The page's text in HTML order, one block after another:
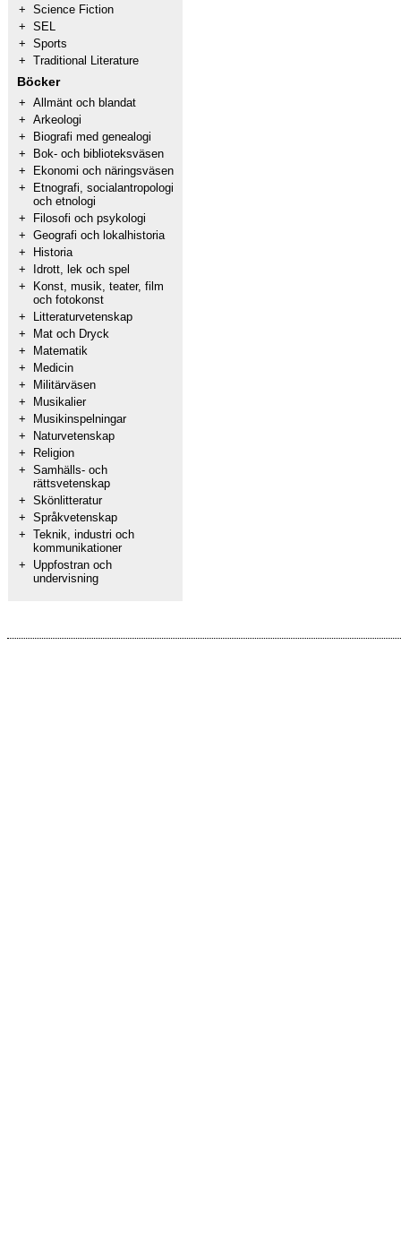
+ Science Fiction
+ SEL
+ Sports
+ Traditional Literature
Böcker
+ Allmänt och blandat
+ Arkeologi
+
Biografi med genealogi
+
Bok- och biblioteksväsen
+
Ekonomi och näringsväsen
+
Etnografi, socialantropologi
och etnologi
+
Filosofi och psykologi
+ Geografi och lokalhistoria
+
Historia
+
Idrott, lek och spel
+
Konst, musik, teater, film
och fotokonst
+
Litteraturvetenskap
+
Mat och Dryck
+
Matematik
+
Medicin
+
Militärväsen
+
Musikalier
+
Musikinspelningar
+
Naturvetenskap
+
Religion
+ Samhälls- och
rättsvetenskap
+ Skönlitteratur
+ Språkvetenskap
+ Teknik, industri och
kommunikationer
+
Uppfostran och
undervisning